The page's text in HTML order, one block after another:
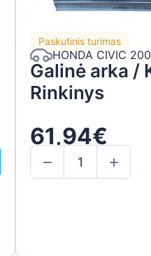
Paskutinis turimas
HONDA CIVIC
Galinė arka /
Rinkinys
61,94€